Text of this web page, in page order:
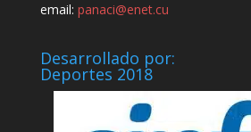
email: panaci@enet.cu
Desarrollado por:
Deportes 2018